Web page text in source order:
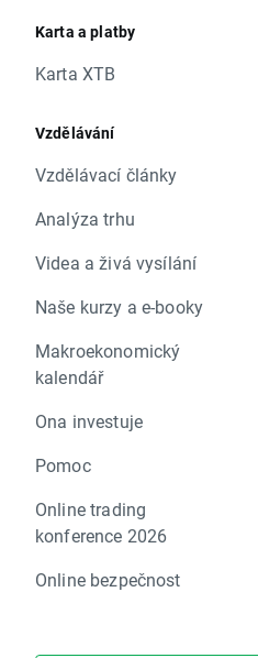
Karta a platby
Karta XTB
Vzdělávání
Vzdělávací články
Analýza trhu
Videa a živá vysílání
Naše kurzy a e-booky
Makroekonomický
kalendář
Ona investuje
Pomoc
Online trading
konference 2026
Online bezpečnost